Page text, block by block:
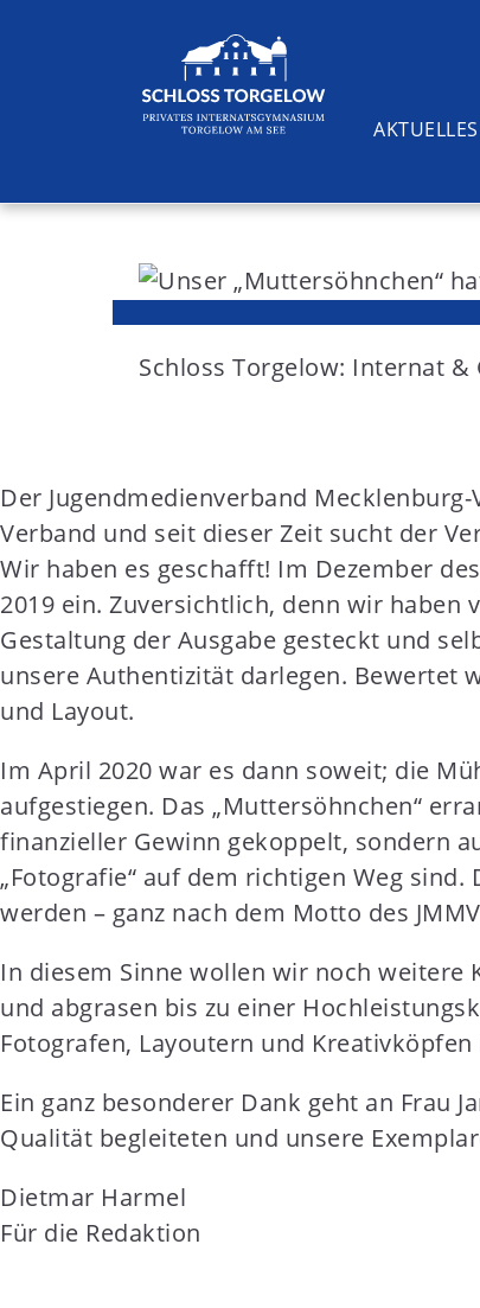
S
n
t
e
n
t
AKTUELLES
Suchen
Schloss Torgelow: Internat &
Der Jugendmedienverband
Verband und seit dieser Zeit sucht der
Wir haben es geschafft! Im Dezember
2019 ein. Zuversichtlich, denn wir
Gestaltung der Ausgabe gesteckt und
unsere Authentizität darlegen. Bewertet
und Layout.
Im April 2020 war es dann soweit; die
aufgestiegen. Das „Muttersöhnchen“
finanzieller Gewinn gekoppelt, sondern
„Fotografie“ auf dem richtigen Weg
werden – ganz nach dem Motto des
In diesem Sinne wollen wir noch
und abgrasen bis zu einer
Fotografen, Layoutern und
Ein ganz besonderer Dank geht an Frau
Qualität begleiteten und unsere
Dietmar Harmel
Für die Redaktion